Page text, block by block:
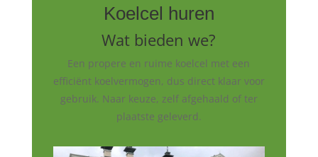
Koelcel huren
Wat bieden we?
Een propere en ruime koelcel met een
efficiënt koelvermogen, dus direct klaar voor
gebruik. Naar keuze, zelf afgehaald of ter
plaatste geleverd.